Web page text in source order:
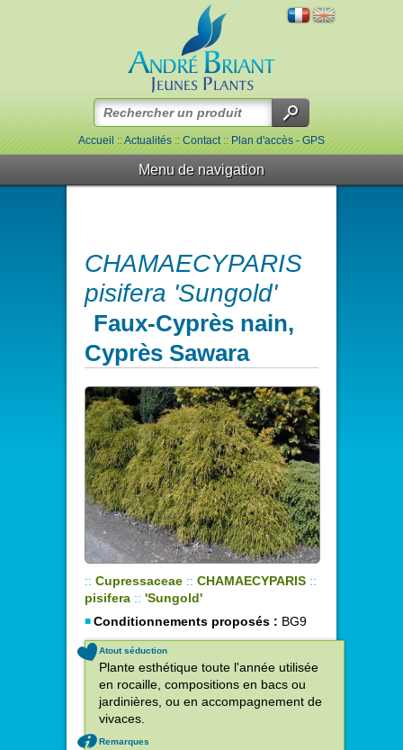
Accueil::Actualités::Contact::Plan d'accès - GPS
Menu de navigation
CHAMAECYPARIS
pisifera 'Sungold'
Faux-Cyprès nain,
Cyprès Sawara
:: Cupressaceae :: CHAMAECYPARIS ::
pisifera :: 'Sungold'
Conditionnements proposés : BG9
Atout séduction
Plante esthétique toute l'année utilisée
en rocaille, compositions en bacs ou
jardinières, ou en accompagnement de
vivaces.
Remarques